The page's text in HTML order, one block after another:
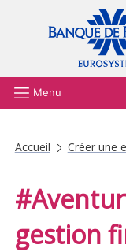
Aller au contenu
Menu
Accueil Créer une
gestion